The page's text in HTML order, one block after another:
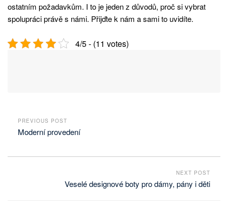
ostatním požadavkům. I to je jeden z důvodů, proč si vybrat
spolupráci právě s námi. Přijďte k nám a sami to uvidíte.
4/5 - (11 votes)
PREVIOUS POST
Moderní provedení
NEXT POST
Veselé designové boty pro dámy, pány i děti